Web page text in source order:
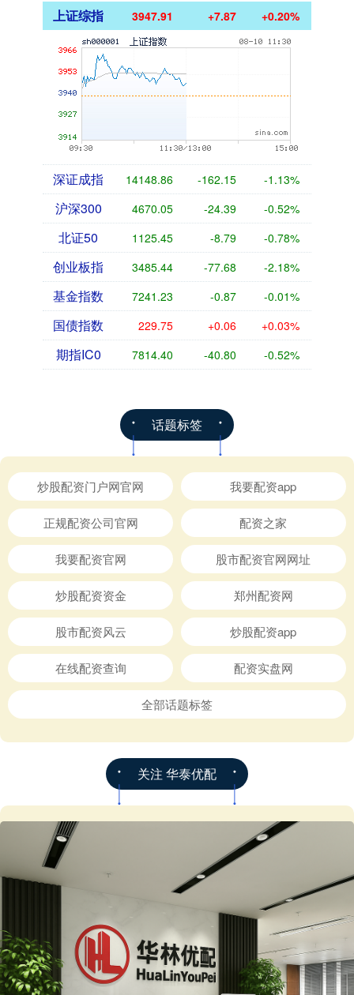
上证综指 3947.91 +7.87 +0.20%
深证成指 14148.86 -162.15 -1.13%
沪深300 4670.05 -24.39 -0.52%
北证50 1125.45 -8.79 -0.78%
创业板指 3485.44 -77.68 -2.18%
基金指数 7241.23 -0.87 -0.01%
国债指数 229.75 +0.06 +0.03%
期指IC0 7814.40 -40.80 -0.52%
话题标签
炒股配资门户网官网 我要配资app
正规配资公司官网 配资之家
我要配资官网 股市配资官网网址
炒股配资资金 郑州配资网
股市配资风云 炒股配资app
在线配资查询 配资实盘网
全部话题标签
关注 华泰优配